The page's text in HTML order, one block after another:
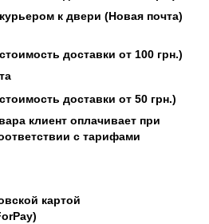
к двери (Новая почта)
доставки от 100 грн.)
доставки от 50 грн.)
клиент оплачивает при
с тарифами
картой